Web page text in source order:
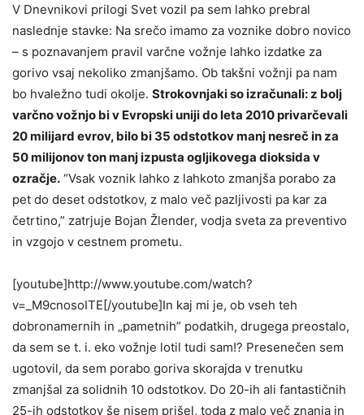
V Dnevnikovi prilogi Svet vozil pa sem lahko prebral
naslednje stavke: Na srečo imamo za voznike dobro novico
– s poznavanjem pravil varčne vožnje lahko izdatke za
gorivo vsaj nekoliko zmanjšamo. Ob takšni vožnji pa nam
bo hvaležno tudi okolje. Strokovnjaki so izračunali: z bolj
varčno vožnjo bi v Evropski uniji do leta 2010 privarčevali
20 milijard evrov, bilo bi 35 odstotkov manj nesreč in za
50 milijonov ton manj izpusta ogljikovega dioksida v
ozračje. “Vsak voznik lahko z lahkoto zmanjša porabo za
pet do deset odstotkov, z malo več pazljivosti pa kar za
četrtino,” zatrjuje Bojan Žlender, vodja sveta za preventivo
in vzgojo v cestnem prometu.
[youtube]http://www.youtube.com/watch?
v=_M9cnosoITE[/youtube]In kaj mi je, ob vseh teh
dobronamernih in „pametnih” podatkih, drugega preostalo,
da sem se t. i. eko vožnje lotil tudi sam!? Presenečen sem
ugotovil, da sem porabo goriva skorajda v trenutku
zmanjšal za solidnih 10 odstotkov. Do 20-ih ali fantastičnih
25-ih odstotkov še nisem prišel, toda z malo več znanja in